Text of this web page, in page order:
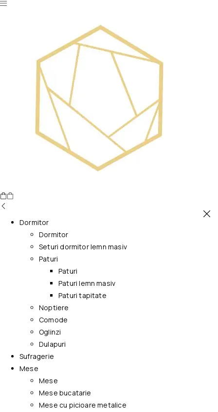
Dormitor
Dormitor
Seturi dormitor lemn masiv
Paturi
Paturi
Paturi lemn masiv
Paturi tapitate
Noptiere
Comode
Oglinzi
Dulapuri
Sufragerie
Mese
Mese
Mese bucatarie
Mese cu picioare metalice